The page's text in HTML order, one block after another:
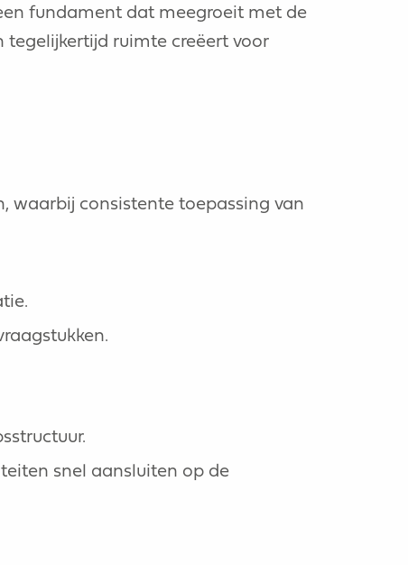
fundament dat meegroeit met de
ruimte creëert voor
waarbij consistente toepassing van
snel aansluiten op de